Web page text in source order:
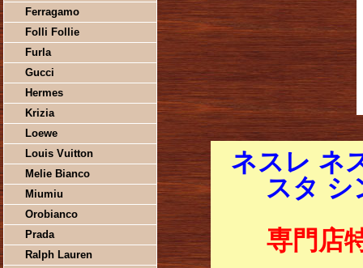
Ferragamo
Folli Follie
Furla
Gucci
Hermes
Krizia
Loewe
Louis Vuitton
Melie Bianco
Miumiu
Orobianco
Prada
Ralph Lauren
ネスレ ネ
スタ シ
専門店